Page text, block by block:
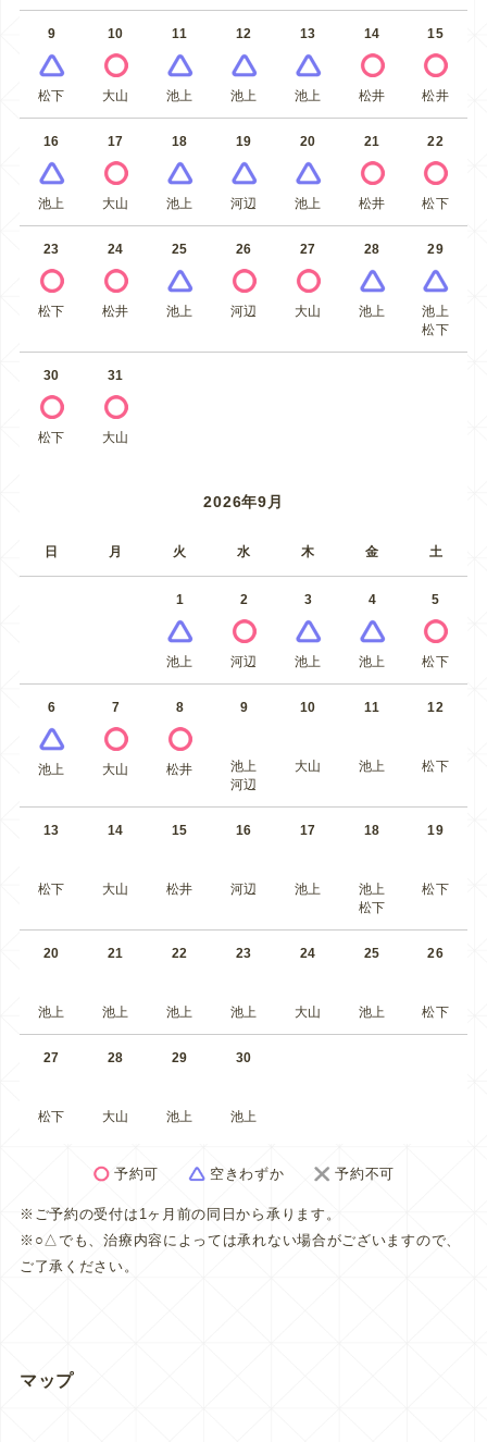
9
松下
10
大山
11
池上
12
池上
13
池上
14
松井
15
松井
16
池上
17
大山
18
池上
19
河辺
20
池上
21
松井
22
松下
23
松下
24
松井
25
池上
26
河辺
27
大山
28
池上
29
池上
松下
30
松下
31
大山
2026年9月
日 月 火 水 木 金 土
1
池上
2
河辺
3
池上
4
池上
5
松下
6
池上
7
大山
8
松井
9
池上
河辺
10
大山
11
池上
12
松下
13
松下
14
大山
15
松井
16
河辺
17
池上
18
池上
松下
19
松下
20
池上
21
池上
22
池上
23
池上
24
大山
25
池上
26
松下
27
松下
28
大山
29
池上
30
池上
予約可 空きわずか 予約不可
※ご予約の受付は1ヶ月前の同日から承ります。
※○△でも、治療内容によっては承れない場合がございますので、
ご了承ください。
マップ